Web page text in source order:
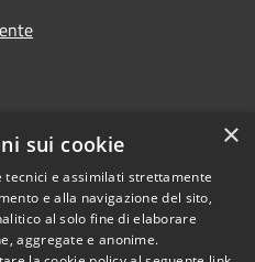
Copyright © 2026 • Comune di
×
sui cookie
tecnici e assimilati strettamente
e alla navigazione del sito,
al solo fine di elaborare
aggregate e anonime.